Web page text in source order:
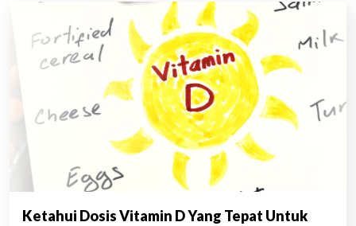
Ketahui Dosis Vitamin D Yang Tepat Untuk